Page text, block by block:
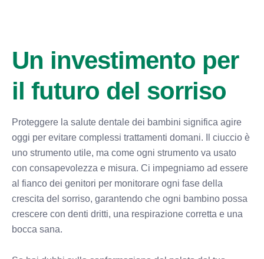
Un investimento per
il futuro del sorriso
Proteggere la salute dentale dei bambini significa agire
oggi per evitare complessi trattamenti domani. Il ciuccio è
uno strumento utile, ma come ogni strumento va usato
con consapevolezza e misura. Ci impegniamo ad essere
al fianco dei genitori per monitorare ogni fase della
crescita del sorriso, garantendo che ogni bambino possa
crescere con denti dritti, una respirazione corretta e una
bocca sana.